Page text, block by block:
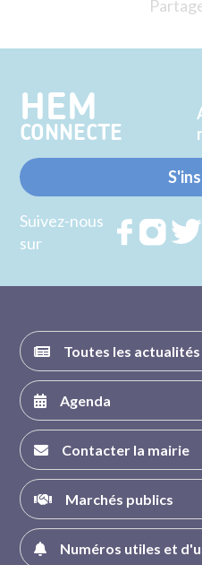
HEM
CONNECTE
Suivez-nous
sur
Rejoignez
Toutes les actualités
Agenda
Contacter la mairie
Marchés publics
Numéros utiles et